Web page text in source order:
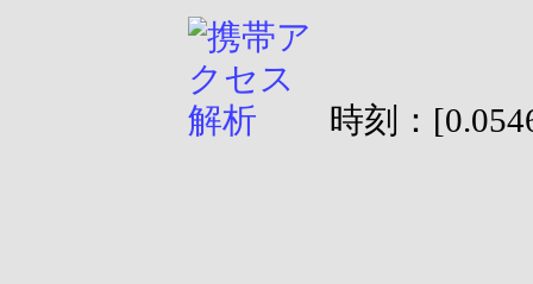
時刻：